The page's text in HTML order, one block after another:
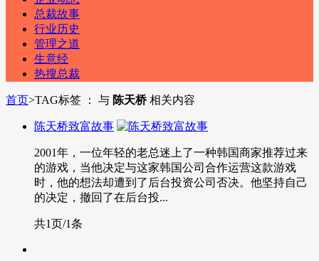
总裁故事
行业历史
管理之道
生意经
热搜总裁
首页>TAG标签 ： 与 陈天桥相关内容
陈天桥致富故事
2001年，一位年轻的老总迷上了一种韩国商家推荐过来
的游戏，当他决定与这家韩国公司合作运营这款游戏
时，他的想法却遭到了后台投资公司否决。他坚持自己
的决定，撤回了在后台投...
共1页/1条